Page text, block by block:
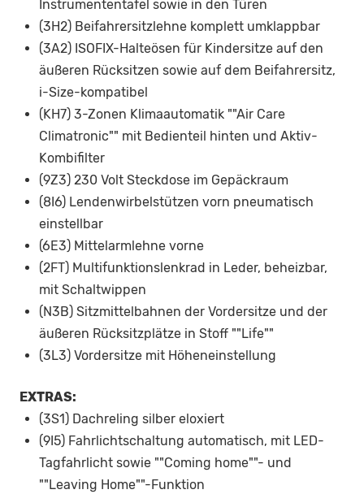
Instrumententafel sowie in den Türen
(3H2) Beifahrersitzlehne komplett umklappbar
(3A2) ISOFIX-Halteösen für Kindersitze auf den
äußeren Rücksitzen sowie auf dem Beifahrersitz,
i-Size-kompatibel
(KH7) 3-Zonen Klimaautomatik ""Air Care
Climatronic"" mit Bedienteil hinten und Aktiv-
Kombifilter
(9Z3) 230 Volt Steckdose im Gepäckraum
(8I6) Lendenwirbelstützen vorn pneumatisch
einstellbar
(6E3) Mittelarmlehne vorne
(2FT) Multifunktionslenkrad in Leder, beheizbar,
mit Schaltwippen
(N3B) Sitzmittelbahnen der Vordersitze und der
äußeren Rücksitzplätze in Stoff ""Life""
(3L3) Vordersitze mit Höheneinstellung
EXTRAS:
(3S1) Dachreling silber eloxiert
(9I5) Fahrlichtschaltung automatisch, mit LED-
Tagfahrlicht sowie ""Coming home""- und
""Leaving Home""-Funktion